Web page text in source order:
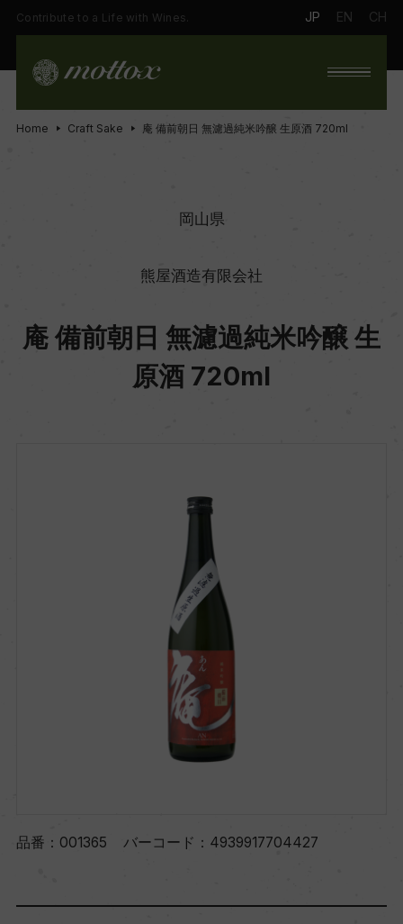
Contribute to a Life with Wines. JP EN CH
Home Craft Sake 庵 備前朝日 無濾過純米吟醸 生原酒 720ml
岡山県
熊屋酒造有限会社
庵 備前朝日 無濾過純米吟醸 生
原酒 720ml
品番： 001365 バーコード： 4939917704427